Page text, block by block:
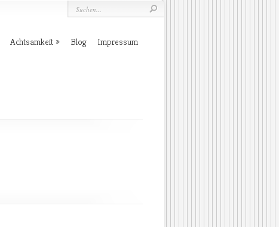
Achtsamkeit Blog Impressum